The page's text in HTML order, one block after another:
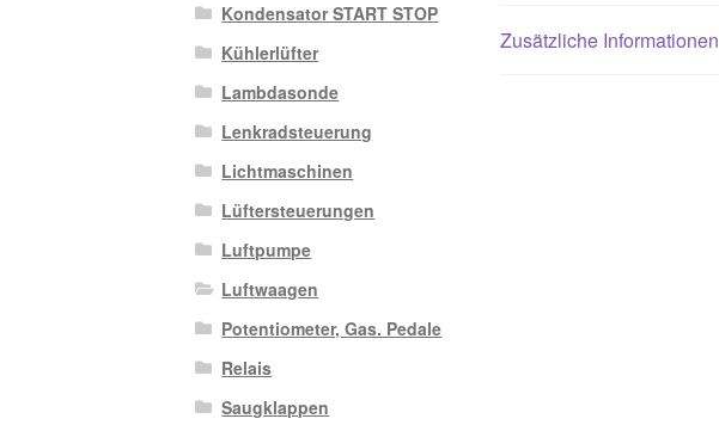
Zusätzliche Informationen
Kondensator START STOP
Kühlerlüfter
Lambdasonde
Lenkradsteuerung
Lichtmaschinen
Lüftersteuerungen
Luftpumpe
Luftwaagen
Potentiometer, Gas. Pedale
Relais
Saugklappen